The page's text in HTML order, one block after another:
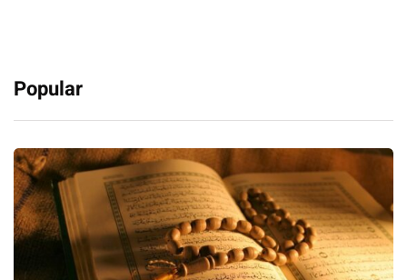
Popular